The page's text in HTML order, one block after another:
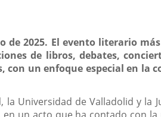
de 2025. El evento literario
de libros, debates,
un enfoque especial en la
Universidad de Valladolid y la